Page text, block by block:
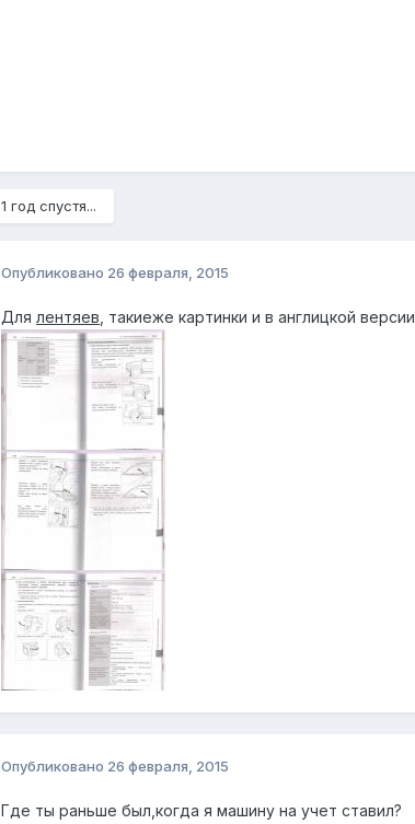
1 год спустя...
Опубликовано 26 февраля, 2015
Для лентяев , такиеже картинки и в англицкой версии
Опубликовано 26 февраля, 2015
Где ты раньше был,когда я машину на учет ставил?